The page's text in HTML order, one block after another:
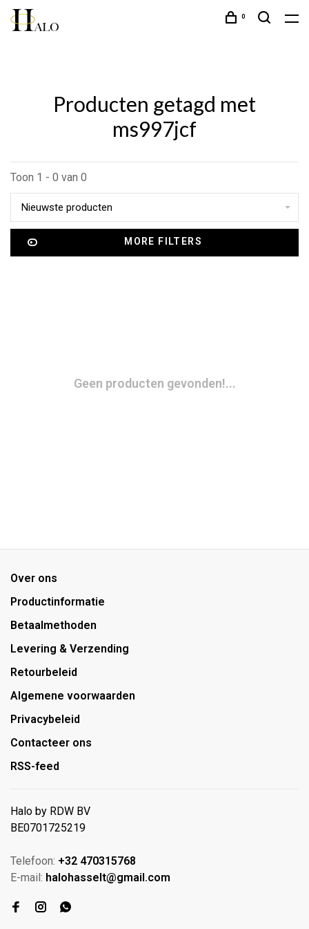
0
Producten getagd met
ms997jcf
Toon 1 - 0 van 0
Nieuwste producten
MORE FILTERS
Geen producten gevonden!...
Over ons
Productinformatie
Betaalmethoden
Levering & Verzending
Retourbeleid
Algemene voorwaarden
Privacybeleid
Contacteer ons
RSS-feed
Halo by RDW BV
BE0701725219
Telefoon: +32 470315768
E-mail: halohasselt@gmail.com